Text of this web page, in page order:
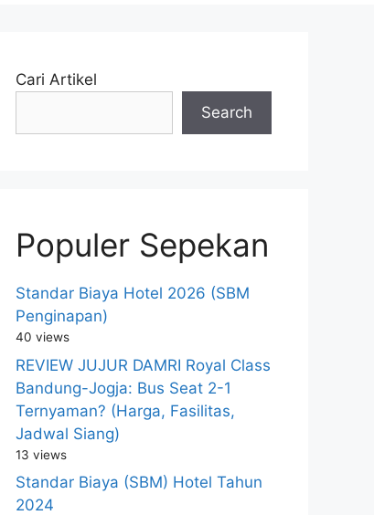
Cari Artikel
Search
Populer Sepekan
Standar Biaya Hotel 2026 (SBM
Penginapan)
40 views
REVIEW JUJUR DAMRI Royal Class
Bandung-Jogja: Bus Seat 2-1
Ternyaman? (Harga, Fasilitas,
Jadwal Siang)
13 views
Standar Biaya (SBM) Hotel Tahun
2024